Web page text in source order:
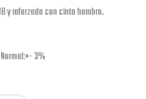
y reforzada con cinta hombro.
3%